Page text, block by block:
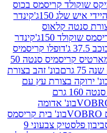
בכוס
קינדר
קינדר
קריסמיס
סמארטיס קריסמיס סנטה 50
בונ' זהב בצורת
עץ עם
סנטה 160 גרם
אדומה
בית קריסמס
10 סביבון פלסטיק צבעוני 9